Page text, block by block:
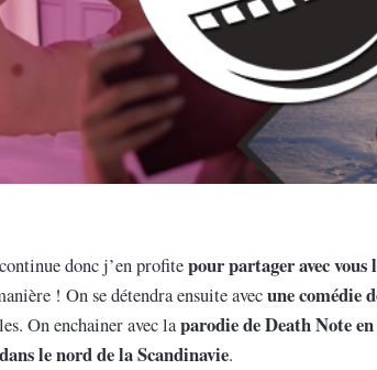
donc j’en profitepour partager avec vous
! On se détendra ensuite avecune comédie
On enchainer avec laparodie de Death Note
le nord de la Scandinavie.